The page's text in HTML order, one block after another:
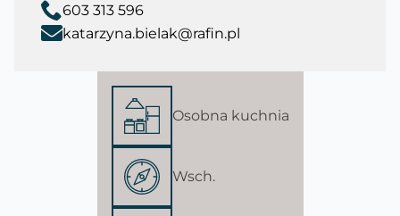
603 313 596
katarzyna.bielak@rafin.pl
Osobna kuchnia
Wsch.